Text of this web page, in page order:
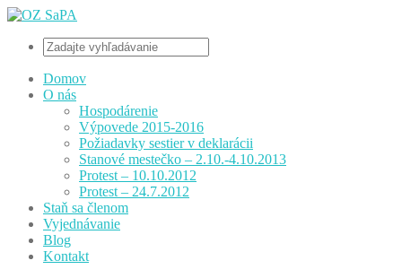
Domov
O nás
Hospodárenie
Výpovede 2015-2016
Požiadavky sestier v deklarácii
Stanové mestečko – 2.10.-4.10.2013
Protest – 10.10.2012
Protest – 24.7.2012
Staň sa členom
Vyjednávanie
Blog
Kontakt